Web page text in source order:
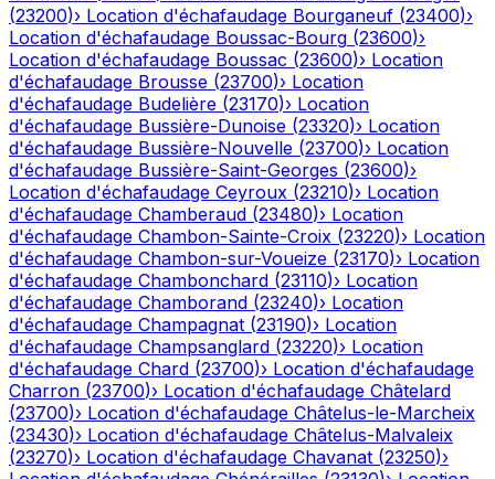
(23200)› Location d'échafaudage Bourganeuf (23400)›
Location d'échafaudage Boussac-Bourg (23600)›
Location d'échafaudage Boussac (23600)› Location
d'échafaudage Brousse (23700)› Location
d'échafaudage Budelière (23170)› Location
d'échafaudage Bussière-Dunoise (23320)› Location
d'échafaudage Bussière-Nouvelle (23700)› Location
d'échafaudage Bussière-Saint-Georges (23600)›
Location d'échafaudage Ceyroux (23210)› Location
d'échafaudage Chamberaud (23480)› Location
d'échafaudage Chambon-Sainte-Croix (23220)› Location
d'échafaudage Chambon-sur-Voueize (23170)› Location
d'échafaudage Chambonchard (23110)› Location
d'échafaudage Chamborand (23240)› Location
d'échafaudage Champagnat (23190)› Location
d'échafaudage Champsanglard (23220)› Location
d'échafaudage Chard (23700)› Location d'échafaudage
Charron (23700)› Location d'échafaudage Châtelard
(23700)› Location d'échafaudage Châtelus-le-Marcheix
(23430)› Location d'échafaudage Châtelus-Malvaleix
(23270)› Location d'échafaudage Chavanat (23250)›